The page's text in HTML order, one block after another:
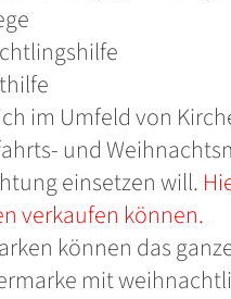
im Umfeld von
und
einsetzen will.
verkaufen können.
können das
mit